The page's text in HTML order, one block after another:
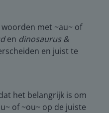
met ~au~ of
en dinosaurus &
en juist te
het belangrijk is om
of ~ou~ op de juiste